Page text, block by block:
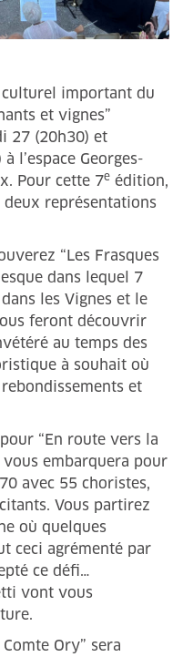
important du
et vignes”
27 (20h30) et
l’espace Georges-
Pour cette 7e édition,
représentations
“Les Frasques
dans lequel 7
les Vignes et le
feront découvrir
au temps des
à souhait où
et
“En route vers la
vous embarquera pour
avec 55 choristes,
Vous partirez
où quelques
ceci agrémenté par
ce défi…
vont vous
Ory” sera